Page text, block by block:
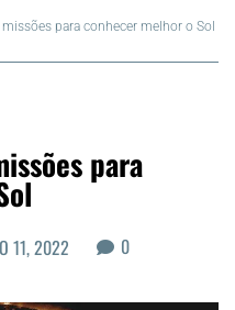
para conhecer melhor o Sol
para
11, 2022 0